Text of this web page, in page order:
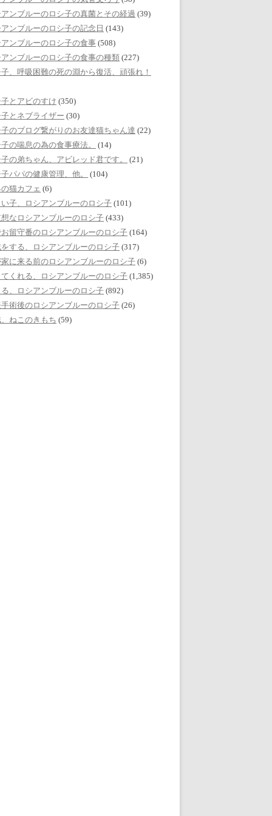
ンブルーのロシ子の真菌とその経過 (39)
ンブルーのロシ子の記念日 (143)
ンブルーのロシ子の食事 (508)
ンブルーのロシ子の食事の種類 (227)
、呼吸困難の死の淵から復活、頑張れ！
とアビのすけ (350)
とネブライザー (30)
のブログ繋がりのお友達猫ちゃん達 (22)
の喘息の為の食事療法。
(14)
の弟ちゃん、アビレッド君です。
(21)
パパの健康管理、他。
(104)
猫カフェ (6)
子、ロシアンブルーのロシ子 (101)
なロシアンブルーのロシ子 (433)
留守番のロシアンブルーのロシ子 (164)
する、ロシアンブルーのロシ子 (317)
に来る前のロシアンブルーのロシ子 (6)
くれる、ロシアンブルーのロシ子 (1,385)
、ロシアンブルーのロシ子 (892)
術後のロシアンブルーのロシ子 (26)
ねこのきもち (59)